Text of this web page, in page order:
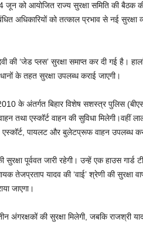
को आयोजित राज्य सुरक्षा समिति की बैठक
अधिकारियों को तत्काल प्रभाव से नई सुरक्षा
‘जेड प्लस’ सुरक्षा समाप्त कर दी गई है।
के तहत सुरक्षा उपलब्ध कराई जाएगी।
के अंतर्गत बिहार विशेष सशस्त्र पुलिस
तथा एस्कॉर्ट वाहन की सुविधा मिलेगी।वहीं
पायलट और बुलेटप्रूफ वाहन उपलब्ध
सुरक्षा पूर्ववत जारी रहेगी। उन्हें एक हाउस
तेजप्रताप यादव की ‘वाई’ श्रेणी की
जाएगा।
अंगरक्षकों की सुरक्षा मिलेगी, जबकि राजश्री